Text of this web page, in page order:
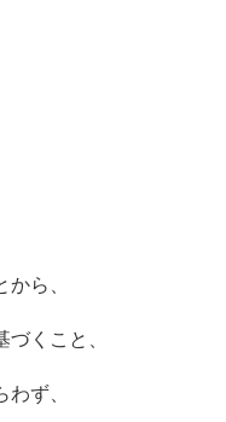
ら、
づくこと、
ず、